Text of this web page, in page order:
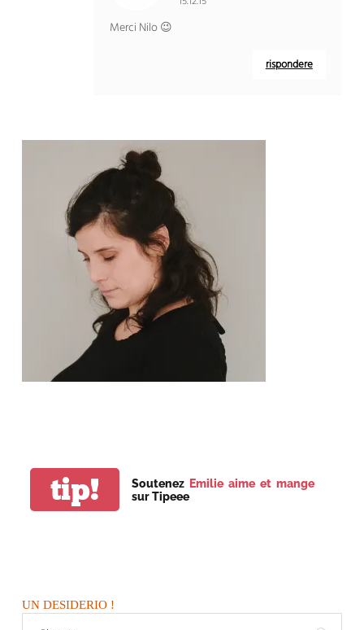
Merci Nilo 😉
rispondere
tip! Soutenez Emilie aime et mange
sur Tipeee
UN DESIDERIO !